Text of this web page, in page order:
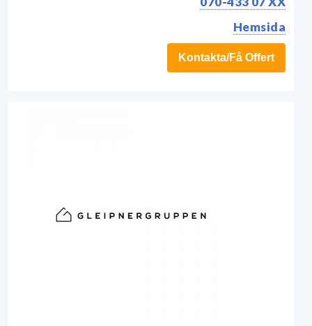
Hemsida
Kontakta/Få Offert